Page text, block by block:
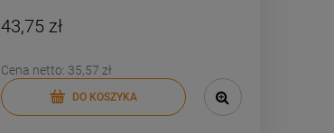
43,75 zł
Cena netto: 35,57 zł
DO KOSZYKA